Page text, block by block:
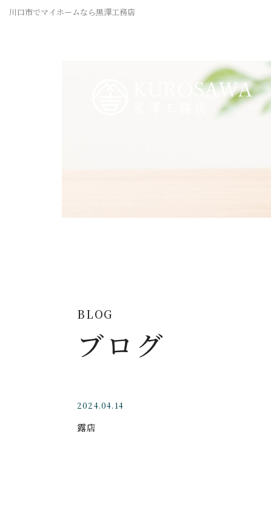
川口市でマイホームなら黒澤工務店
BLOG
ブログ
2024.04.14
露店